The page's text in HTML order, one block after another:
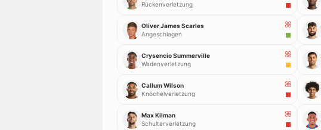
Rückenverletzung
Oliver James Scarles
Angeschlagen
Crysencio Summerville
Wadenverletzung
Callum Wilson
Knöchelverletzung
Max Kilman
Schulterverletzung